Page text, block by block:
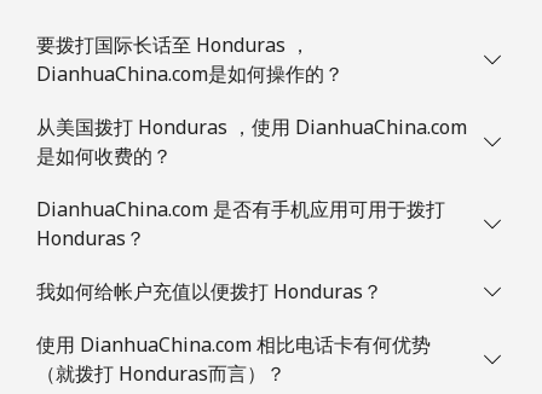
要拨打国际长话至 Honduras ，
DianhuaChina.com是如何操作的？
从美国拨打 Honduras ，使用 DianhuaChina.com
是如何收费的？
DianhuaChina.com 是否有手机应用可用于拨打
Honduras？
我如何给帐户充值以便拨打 Honduras？
使用 DianhuaChina.com 相比电话卡有何优势
（就拨打 Honduras而言）？